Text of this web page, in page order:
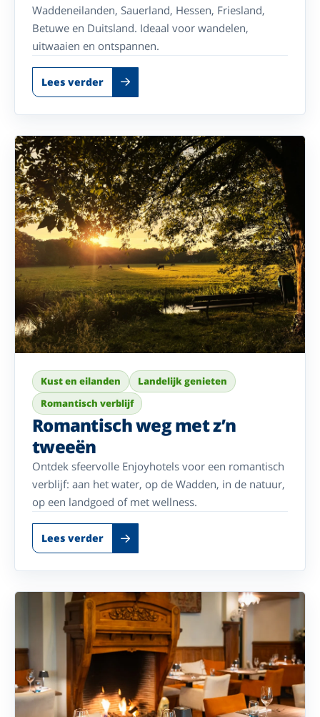
Waddeneilanden, Sauerland, Hessen, Friesland,
Betuwe en Duitsland. Ideaal voor wandelen,
uitwaaien en ontspannen.
Lees verder
Kust en eilanden
Landelijk genieten
Romantisch verblijf
Romantisch weg met z’n
tweeën
Ontdek sfeervolle Enjoyhotels voor een romantisch
verblijf: aan het water, op de Wadden, in de natuur,
op een landgoed of met wellness.
Lees verder